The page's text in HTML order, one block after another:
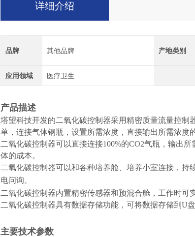
详细介绍
品牌 其他品牌 产地类别
应用领域 医疗卫生
产品描述
塔望科技开发的二氧化碳控制器采用精密质量流量控
单，连接气体钢瓶，设置所需浓度，直接输出所需浓度
二氧化碳控制器可以直接连接100%的CO2气瓶，输出
体的成本。
二氧化碳控制器可以和各种培养舱、培养小室连接，持
电问询。
二氧化碳控制器内置精密传感器和预混合舱，工作时可
二氧化碳控制器具有数据存储功能，可将数据存储到U盘
主要技术参数